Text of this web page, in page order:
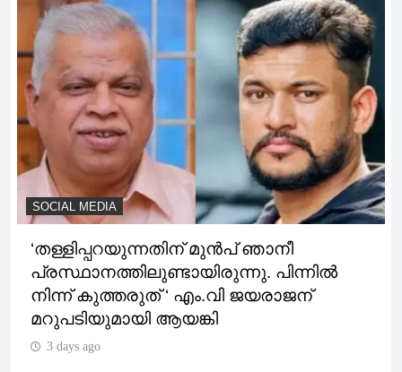
SOCIAL MEDIA
‘തള്ളിപ്പറയുന്നതിന് മുന്‍പ് ഞാനീ
പ്രസ്ഥാനത്തിലുണ്ടായിരുന്നു. പിന്നിൽ
നിന്ന് കുത്തരുത് ‘ എം.വി ജയരാജന്
മറുപടിയുമായി ആയങ്കി
3 days ago